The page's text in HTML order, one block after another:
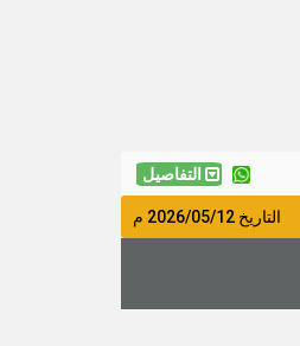
التفاصيل
التاريخ 2026/05/12 م